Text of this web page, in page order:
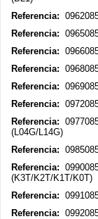
Referencia:
Referencia:
Referencia:
Referencia:
Referencia:
Referencia:
Referencia:
(L04G/L14G)
Referencia:
Referencia:
(K3T/K2T/K1T/K0T)
Referencia:
Referencia: